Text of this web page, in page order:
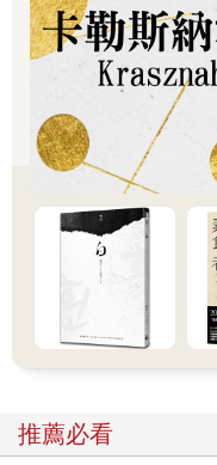
托托可不喜歡這種感覺
則靜靜坐在地板上，等
這時，托托靠近沒關好
桃樂絲一開始還以為他不
朵，原來是強大的氣流
趴到洞口邊，抓住托托
免得再出意外。
時間一分一秒過去，桃
單。狂風在她耳邊呼嘯
她擔心房子會突然墜落
了，什麼可怕的事也沒
來的發展。最後，她小
床上，托托也跟著跳上來
儘管屋子依舊搖晃不止，
推薦必看